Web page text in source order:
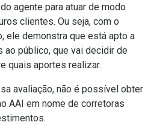
agente para atuar de modo
clientes. Ou seja, com o
ele demonstra que está apto a
ao público, que vai decidir de
quais aportes realizar.
avaliação, não é possível obter
AAI em nome de corretoras